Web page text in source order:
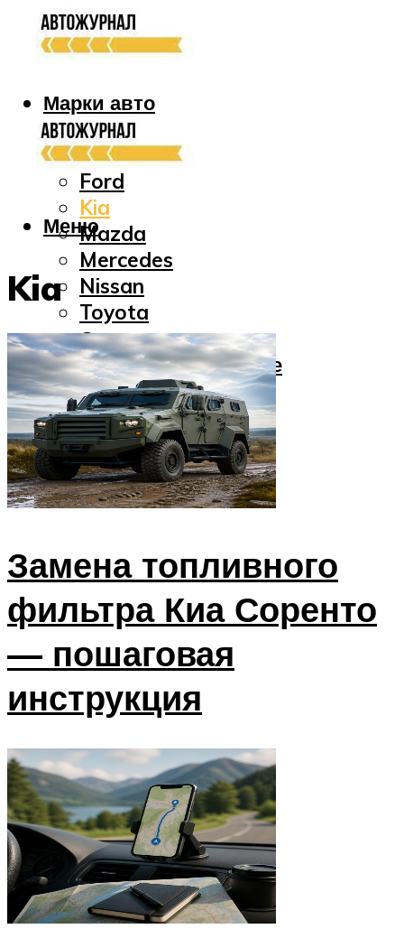
Марки авто
Audi
Bmw
Ford
Kia
Mazda
Mercedes
Nissan
Toyota
Отечественные
Ремонт и обслуживание
Все про масла
Диски и шины
Меню
Меню
Kia
Замена топливного
фильтра Киа Соренто
— пошаговая
инструкция